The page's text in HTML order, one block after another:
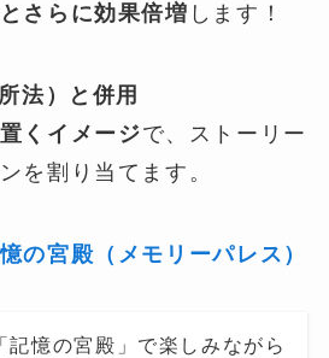
さらに効果倍増 します！
法）と併用
くイメージで、ストーリー
を割り当てます。
の宮殿（メモリーパレス）
「記憶の宮殿」で楽しみながら